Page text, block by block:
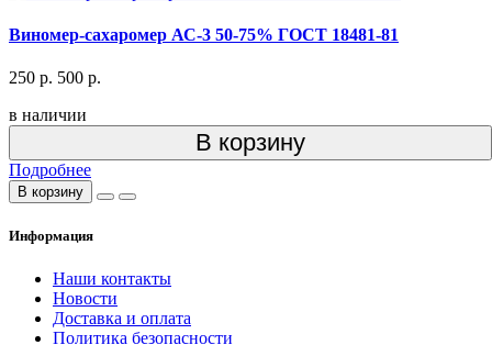
Виномер-сахаромер АС-3 50-75% ГОСТ 18481-81
250 р. 500 р.
в наличии
В корзину
Подробнее
В корзину
Информация
Наши контакты
Новости
Доставка и оплата
Политика безопасности